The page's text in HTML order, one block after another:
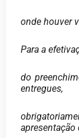
onde houver
Para a
do
entregues,